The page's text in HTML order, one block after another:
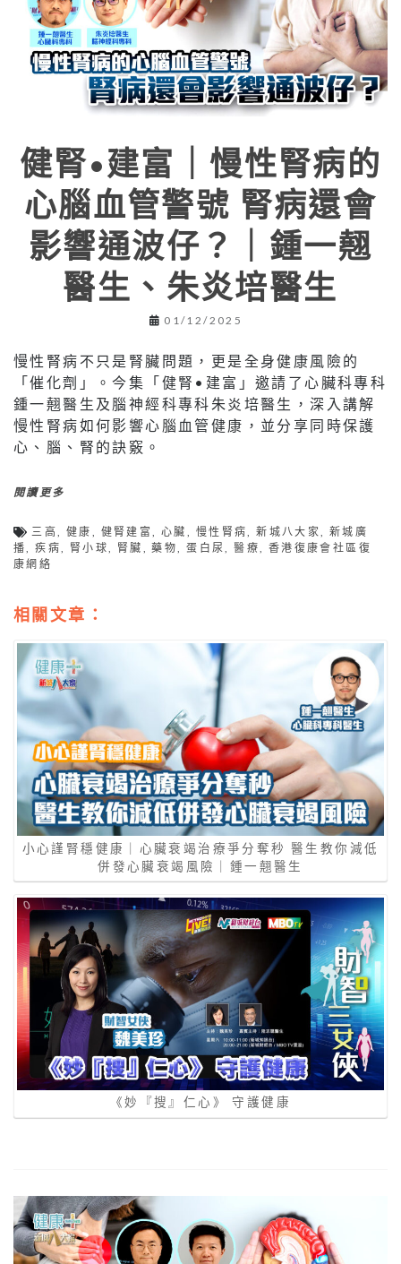
健腎•建富｜慢性腎病的
心腦血管警號 腎病還會
影響通波仔？｜鍾一翹
醫生、朱炎培醫生
01/12/2025
慢性腎病不只是腎臟問題，更是全身健康風險的
「催化劑」。今集「健腎•建富」邀請了心臟科專科
鍾一翹醫生及腦神經科專科朱炎培醫生，深入講解
慢性腎病如何影響心腦血管健康，並分享同時保護
心、腦、腎的訣竅。
閱讀更多
三高,健康 , 健腎建富,心臟 , 慢性腎病,新城八大家, 新城廣
播,疾病, 腎小球, 腎臟 ,藥物,蛋白尿,醫療, 香港復康會社區復
康網絡
相關文章：
小心謹腎穩健康｜心臟衰竭治療爭分奪秒 醫生教你減低
併發心臟衰竭風險｜鍾一翹醫生
《妙『搜』仁心》 守護健康